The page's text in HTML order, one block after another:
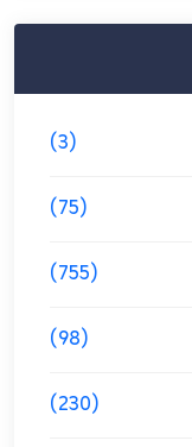
(3)
(75)
(755)
(98)
(230)